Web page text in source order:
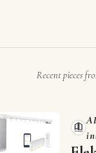
Recent pieces